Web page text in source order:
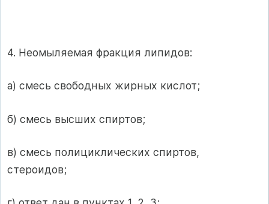
4. Неомыляемая фракция липидов:
а) смесь свободных жирных кислот;
б) смесь высших спиртов;
в) смесь полициклических спиртов,
стероидов;